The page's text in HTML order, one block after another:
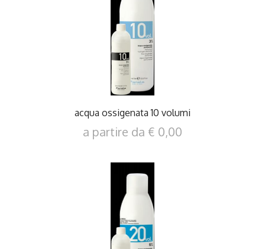
DETTAGLI
acqua ossigenata 10 volumi
a partire da € 0,00
DETTAGLI